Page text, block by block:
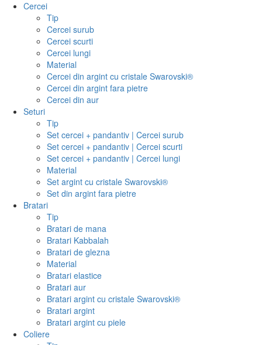
Cercei
Tip
Cercei surub
Cercei scurti
Cercei lungi
Material
Cercei din argint cu cristale Swarovski®
Cercei din argint fara pietre
Cercei din aur
Seturi
Tip
Set cercei + pandantiv | Cercei surub
Set cercei + pandantiv | Cercei scurti
Set cercei + pandantiv | Cercei lungi
Material
Set argint cu cristale Swarovski®
Set din argint fara pietre
Bratari
Tip
Bratari de mana
Bratari Kabbalah
Bratari de glezna
Material
Bratari elastice
Bratari aur
Bratari argint cu cristale Swarovski®
Bratari argint
Bratari argint cu piele
Coliere